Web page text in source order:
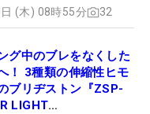
バサダーを務める
「そうなんです。だ
緒に写真を撮りた
ットの実現が次の目
(木) 08時55分 32
グ中のブレをなくした
！ 3種類の伸縮性ヒモ
ブリヂストン『ZSP-
LIGHT